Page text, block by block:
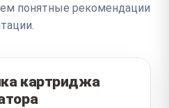
понятные рекомендации
картриджа